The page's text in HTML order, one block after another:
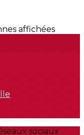
affichées
sociaux